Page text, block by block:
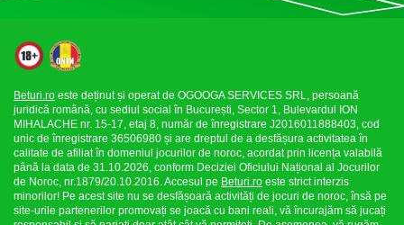
Beturi.ro este deținut și operat de OGOOGA SERVICES SRL, persoană
juridică română, cu sediul social în București, Sector 1, Bulevardul ION
MIHALACHE nr. 15-17, etaj 8, număr de înregistrare J2016011888403, cod
unic de înregistrare 36506980 și are dreptul de a desfășura activitatea în
calitate de afiliat în domeniul jocurilor de noroc, acordat prin licența valabilă
până la data de 31.10.2026, conform Deciziei Oficiului Național al Jocurilor
de Noroc, nr.1879/20.10.2016. Accesul pe Beturi.ro este strict interzis
minorilor! Pe acest site nu se desfășoară activități de jocuri de noroc, însă pe
site-urile partenerilor promovați se joacă cu bani reali, vă încurajăm să jucați